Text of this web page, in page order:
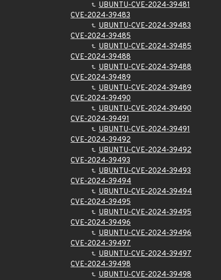
UBUNTU-CVE-2024-39481
CVE-2024-39483
UBUNTU-CVE-2024-39483
CVE-2024-39485
UBUNTU-CVE-2024-39485
CVE-2024-39488
UBUNTU-CVE-2024-39488
CVE-2024-39489
UBUNTU-CVE-2024-39489
CVE-2024-39490
UBUNTU-CVE-2024-39490
CVE-2024-39491
UBUNTU-CVE-2024-39491
CVE-2024-39492
UBUNTU-CVE-2024-39492
CVE-2024-39493
UBUNTU-CVE-2024-39493
CVE-2024-39494
UBUNTU-CVE-2024-39494
CVE-2024-39495
UBUNTU-CVE-2024-39495
CVE-2024-39496
UBUNTU-CVE-2024-39496
CVE-2024-39497
UBUNTU-CVE-2024-39497
CVE-2024-39498
UBUNTU-CVE-2024-39498